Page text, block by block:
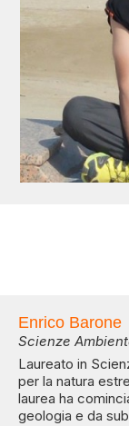
Enrico Barone
Scienze
Laureato in
per la natura
laurea ha
geologia e da